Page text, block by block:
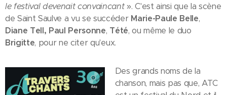
le festival devenait convaincant». C'est ainsi que la scène
de Saint Saulve a vu se succéder Marie-Paule Belle,
Diane Tell, Paul Personne, Tété, ou même le duo
Brigitte, pour ne citer qu'eux.
Des grands noms de la
chanson, mais pas que, ATC